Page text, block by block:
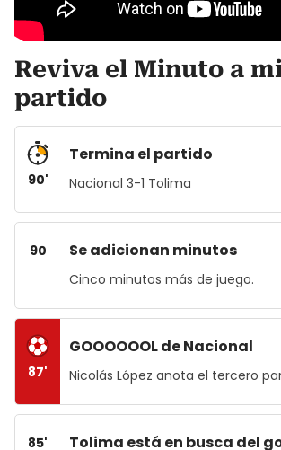
Reviva el Minuto a
partido
90'
Termina el partido
Nacional 3-1 Tolima
90 Se adicionan minutos
Cinco minutos más de juego.
87'
GOOOOOOL de Nacional
Nicolás López anota el tercero
85' Tolima está en busca del